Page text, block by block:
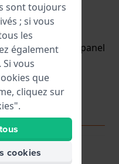
_mixpanel
sont toujours
; si vous
les
également
vous
que
cliquez sur
cookies